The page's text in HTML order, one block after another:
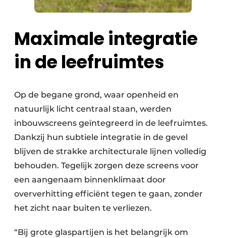
Maximale integratie
in de leefruimtes
Op de begane grond, waar openheid en
natuurlijk licht centraal staan, werden
inbouwscreens geïntegreerd in de leefruimtes.
Dankzij hun subtiele integratie in de gevel
blijven de strakke architecturale lijnen volledig
behouden. Tegelijk zorgen deze screens voor
een aangenaam binnenklimaat door
oververhitting efficiënt tegen te gaan, zonder
het zicht naar buiten te verliezen.
“Bij grote glaspartijen is het belangrijk om